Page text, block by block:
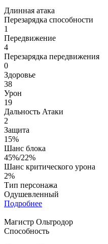
Длинная атака
Перезарядка способности
1
Передвижение
4
Перезарядка передвижения
0
Здоровье
38
Урон
19
Дальность Атаки
2
Защита
15%
Шанс блока
45%/22%
Шанс критического урона
2%
Тип персонажа
Одушевленный
Подробнее
Магистр Ольтродор
Способность